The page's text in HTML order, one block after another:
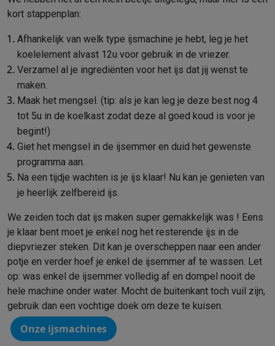
Info & acties
ActiesDeals van het momentPromotiesCashbacks Solden
Daarom KrëfelGratis leveringLaagste prijsgarantie
Installatie aan huisGroot elektro installatieInbouw installatie
Betalingsmogelijkheden
KlantenserviceHerstelling van je toestelControleer jouw
Groot elektro & inbouw Vind jouw ideale wasmachineWelke
Klein elektro
Beeld & GeluidKies jouw ideale TV Een speaker voor elke
Sport & Ontspanning
Outlet
OutletAlle outlet dealsOutlet multimedia & telefonie
kort stappenplan:
Afhankelijk van welk type ijsmachine je hebt, leg je het
koelelement alvast 12u voor gebruik in de vriezer.
Verzamel al je ingrediënten voor het ijs dat jij wenst te
maken.
Maak het mengsel. (tip: als je kan leg je deze best nog 4
tot 5u in de koelkast zodat deze al goed koud is voor je
begint!)
Giet het mengsel in de ijsemmer en duid het gewenste
programma aan.
Na een tijdje wachten is je ijs klaar! Nu kan je genieten van
je heerlijk zelfbereid ijs.
We zeiden toch dat ijs maken super gemakkelijk was ! Eens
je klaar bent moet je enkel nog het resterende ijs in de
diepvriezer steken. Dit kan je overscheppen naar een ander
potje en verder hoef je enkel de ijsemmer af te wassen. Let
op: was enkel de ijsemmer volledig af en dompel nooit de
hele machine onder water. Mocht de buitenkant toch vuil zijn,
gebruik dan een vochtige doek om deze te kuisen.
Onze ijsmachines